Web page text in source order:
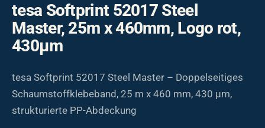
tesa Softprint 52017 Steel
Master, 25m x 460mm, Logo rot,
430µm
tesa Softprint 52017 Steel Master – Doppelseitiges
Schaumstoffklebeband, 25 m x 460 mm, 430 µm,
strukturierte PP-Abdeckung